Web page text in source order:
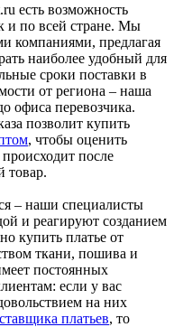
есть возможность
и по всей стране. Мы
компаниями, предлагая
наиболее удобный для
сроки поставки в
от региона – наша
офиса перевозчика.
позволит купить
, чтобы оценить
после
товар.
– наши специалисты
и реагируют созданием
купить платье от
ткани, пошива и
постоянных
если у вас
на них
платьев, то